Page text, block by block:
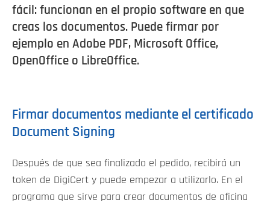
fácil: funcionan en el propio software en que
creas los documentos. Puede firmar por
ejemplo en Adobe PDF, Microsoft Office,
OpenOffice o LibreOffice.
Firmar documentos mediante el certificado
Document Signing
Después de que sea finalizado el pedido, recibirá un
token de DigiCert y puede empezar a utilizarlo. En el
programa que sirve para crear documentos de oficina